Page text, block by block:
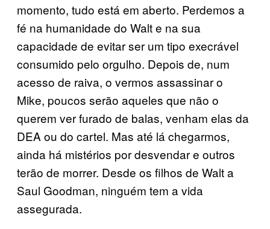
momento, tudo está em aberto. Perdemos a
fé na humanidade do Walt e na sua
capacidade de evitar ser um tipo execrável
consumido pelo orgulho. Depois de, num
acesso de raiva, o vermos assassinar o
Mike, poucos serão aqueles que não o
querem ver furado de balas, venham elas da
DEA ou do cartel. Mas até lá chegarmos,
ainda há mistérios por desvendar e outros
terão de morrer. Desde os filhos de Walt a
Saul Goodman, ninguém tem a vida
assegurada.